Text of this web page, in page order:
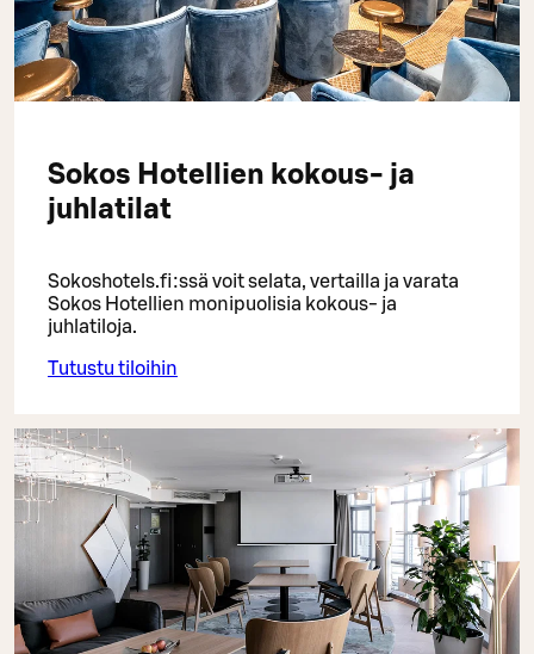
Sokos Hotellien kokous- ja
juhlatilat
Sokoshotels.fi:ssä voit selata, vertailla ja varata
Sokos Hotellien monipuolisia kokous- ja
juhlatiloja.
Tutustu tiloihin